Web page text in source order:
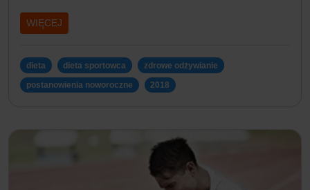
WIĘCEJ
dieta dieta sportowca zdrowe odżywianie
postanowienia noworoczne 2018